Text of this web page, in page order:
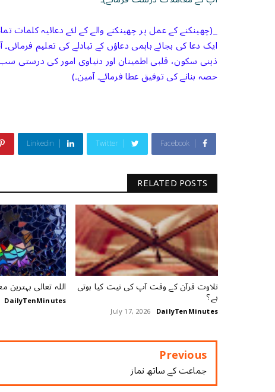
_(چھینکنے کے عمل پر چھینکنے والے کے لئے دعائیہ
ایک دعا کی بجائے باہمی دعاؤں کے تبادلے کی تعلیم
ذہنی سکون، قلبی اطمینان اور دنیاوی امور کی درستی
حصہ بنانے کی توفیق عطا فرمائے۔ آمین۔)
Facebook
Twitter
Linkedin
RELATED POSTS
تلاوت قرآن کے وقت آپ کی نیت کیا ہوتی
ہے؟
DailyTenMinutes
July 17, 2026
اللہ تعالی بہترین
DailyTenMinutes
Previous
جماعت کے ساتھ نماز